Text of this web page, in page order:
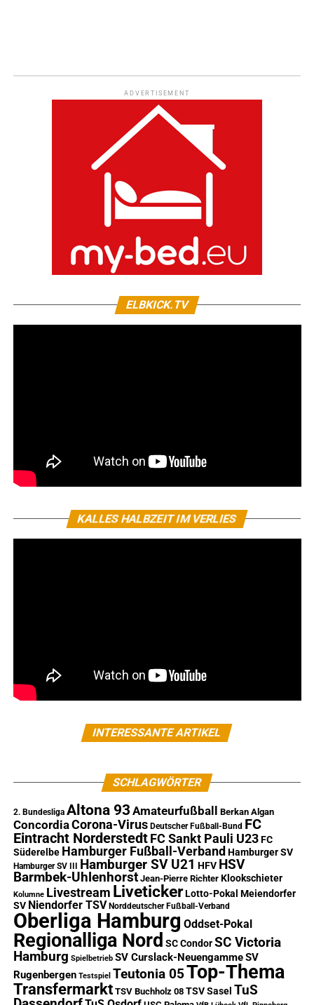
ADVERTISEMENT
ELBKICK.TV
KALLES HALBZEIT IM VERLIES
INTERESSANTE ARTIKEL
SCHLAGWÖRTER
2. Bundesliga Altona 93 Amateurfußball Berkan Algan
ConcordiaCorona-Virus Deutscher Fußball-Bund FC
Eintracht Norderstedt FC Sankt Pauli U23 FC
Süderelbe Hamburger Fußball-Verband Hamburger SV
Hamburger SV III Hamburger SV U21 HFV HSV
Barmbek-Uhlenhorst Jean-Pierre Richter Klookschieter
Kolumne Livestream Liveticker Lotto-Pokal Meiendorfer
SV Niendorfer TSV Norddeutscher Fußball-Verband
Oberliga Hamburg Oddset-Pokal
Regionalliga Nord SC Condor SC Victoria
Hamburg Spielbetrieb SV Curslack-NeuengammeSV
Rugenbergen Testspiel Teutonia 05Top-Thema
Transfermarkt TSV Buchholz 08 TSV Sasel TuS